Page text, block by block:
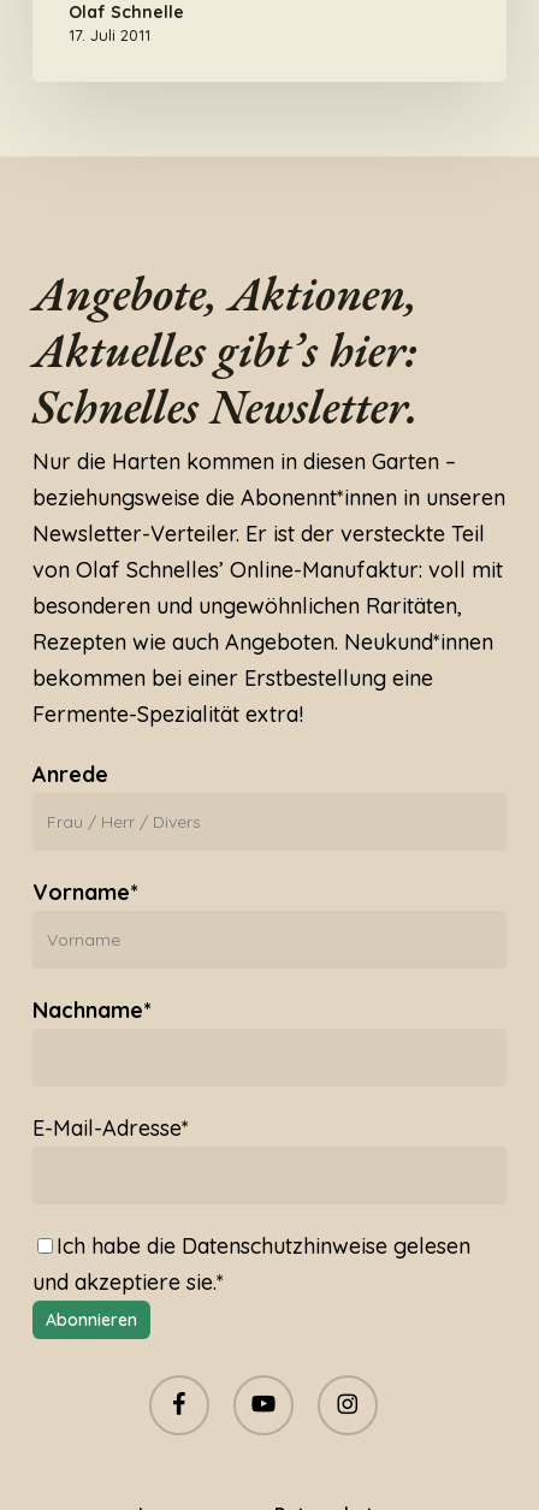
Olaf Schnelle
17. Juli 2011
Angebote, Aktionen,
Aktuelles gibt’s hier:
Schnelles Newsletter.
Nur die Harten kommen in diesen Garten –
beziehungsweise die Abonennt*innen in unseren
Newsletter-Verteiler. Er ist der versteckte Teil
von Olaf Schnelles’ Online-Manufaktur: voll mit
besonderen und ungewöhnlichen Raritäten,
Rezepten wie auch Angeboten. Neukund*innen
bekommen bei einer Erstbestellung eine
Fermente-Spezialität extra!
Anrede
Vorname*
Nachname*
E-Mail-Adresse*
Ich habe die Datenschutzhinweisegelesen
und akzeptiere sie.*
facebook youtube instagram